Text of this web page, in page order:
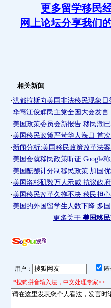
更多留学移民
网上论坛分享我们
相关新闻
·洪都拉斯向美国非法移民现象日
·华裔江俊辉民主党全国大会发言
·美国政策委员会新报告 移民潮已
·美国移民政策严苛华人海归 首
·新闻分析:美国移民政策改革法
·美国会就移民政策听证 Google
·美国酝酿计分制移民政策 加国
·美国洛杉矶数万人示威 抗议政府
·美国移民改革久拖不决 移民担心
·美国的外国留学生人数下降 多
更多关于 美国移
用户：
*搜狗拼音输入法，中文处理专家>>